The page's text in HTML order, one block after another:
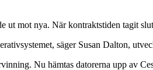
ut mot nya. När kontraktstiden tagit
säger Susan Dalton,
Nu hämtas datorerna upp av